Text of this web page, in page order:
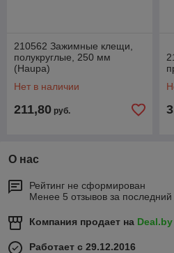
210562 Зажимные клещи,
полукруглые, 250 мм
(Haupa)
Нет в наличии
211,80 руб.
О нас
Рейтинг не сформирован
Менее 5 отзывов за последний
Компания продает на Deal.by
Работает с 29.12.2016